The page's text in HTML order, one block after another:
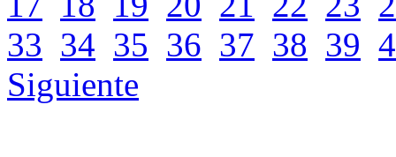
33 34 35 36 37 38 39
Siguiente